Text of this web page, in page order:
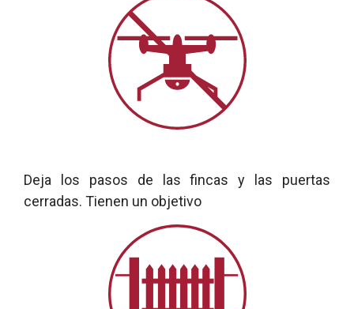
Deja los pasos de las fincas y las puertas
cerradas. Tienen un objetivo